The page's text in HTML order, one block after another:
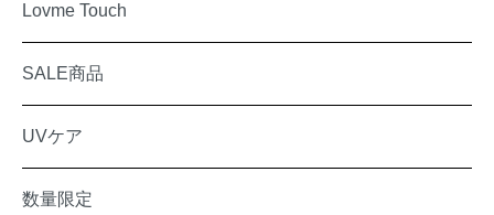
Lovme Touch
SALE商品
UVケア
数量限定